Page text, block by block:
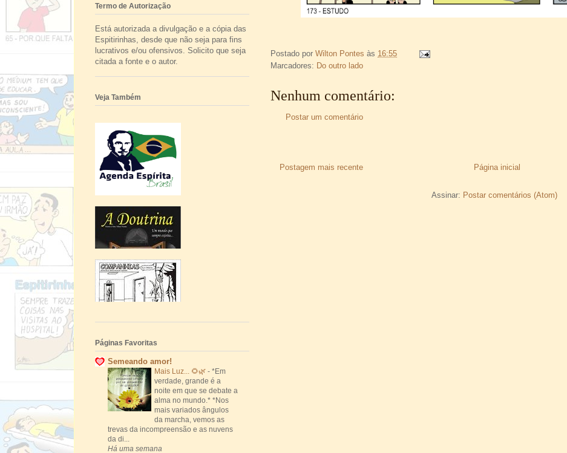
Postado por Wilton Pontes às 16:55
Marcadores: Do outro lado
Nenhum comentário:
Postar um comentário
Postagem mais recente Página inicial
Assinar: Postar comentários (Atom)
Termo de Autorização
Está autorizada a divulgação e a cópia das
Espitirinhas, desde que não seja para fins
lucrativos e/ou ofensivos. Solicito que seja
citada a fonte e o autor.
Veja Também
Páginas Favoritas
Semeando amor!
Mais Luz... 🌻🌿 - *Em
verdade, grande é a
noite em que se debate a
alma no mundo.* *Nos
mais variados ângulos
da marcha, vemos as
trevas da incompreensão e as nuvens
da di...
Há uma semana